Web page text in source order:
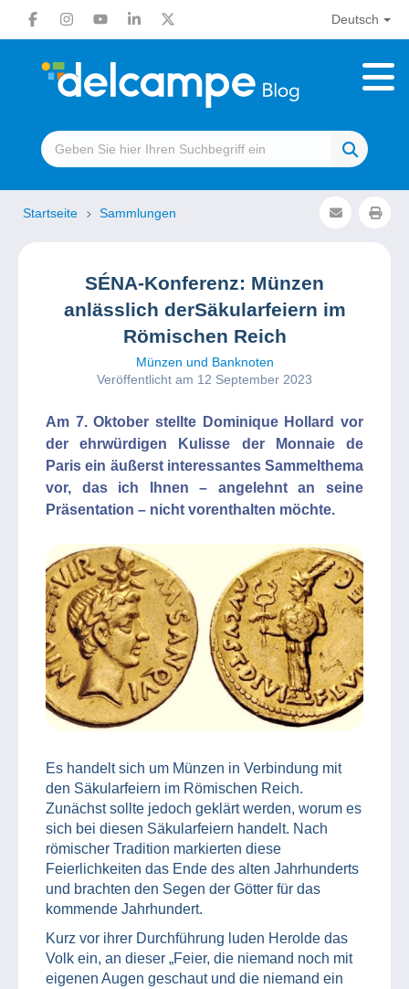
Deutsch
Startseite Sammlungen
SÉNA-Konferenz: Münzen
anlässlich derSäkularfeiern im
Römischen Reich
Münzen und Banknoten
Veröffentlicht am 12 September 2023
Am 7. Oktober stellte Dominique Hollard vor
der ehrwürdigen Kulisse der Monnaie de
Paris ein äußerst interessantes Sammelthema
vor, das ich Ihnen – angelehnt an seine
Präsentation – nicht vorenthalten möchte.
Es handelt sich um Münzen in Verbindung mit
den Säkularfeiern im Römischen Reich.
Zunächst sollte jedoch geklärt werden, worum es
sich bei diesen Säkularfeiern handelt. Nach
römischer Tradition markierten diese
Feierlichkeiten das Ende des alten Jahrhunderts
und brachten den Segen der Götter für das
kommende Jahrhundert.
Kurz vor ihrer Durchführung luden Herolde das
Volk ein, an dieser „Feier, die niemand noch mit
eigenen Augen geschaut und die niemand ein